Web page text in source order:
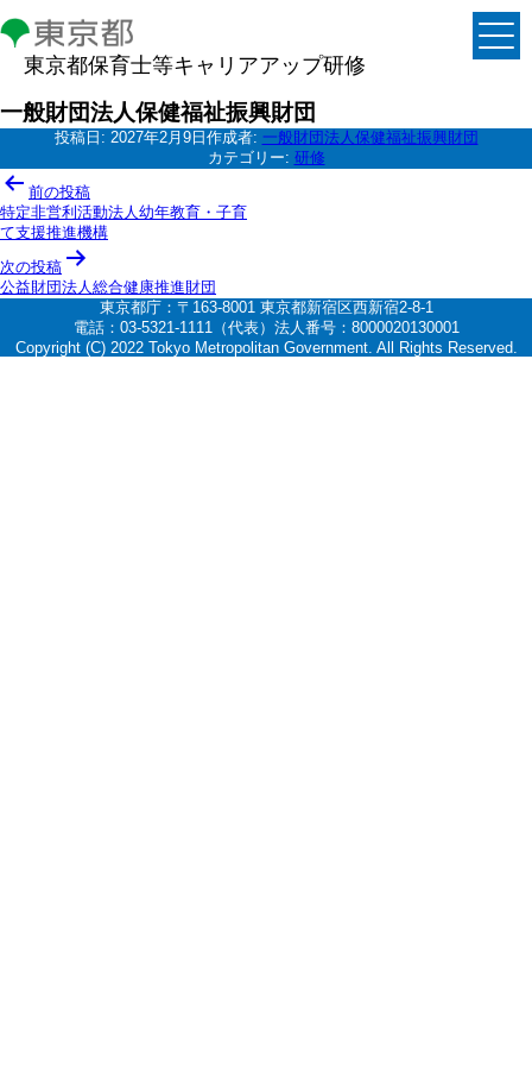
東京都保育士等キャリアアップ研修
一般財団法人保健福祉振興財団
投稿日: 2027年2月9日 作成者: 一般財団法人保健福祉振興財団
カテゴリー: 研修
投
稿
ナ
ビ
ゲ
ー
前の投稿
特定非営利活動法人幼年教育・子育
て支援推進機構
次の投稿
公益財団法人総合健康推進財団
東京都庁：〒163-8001 東京都新宿区西新宿2-8-1
電話：03-5321-1111（代表）法人番号：8000020130001
Copyright (C) 2022 Tokyo Metropolitan Government. All Rights Reserved.